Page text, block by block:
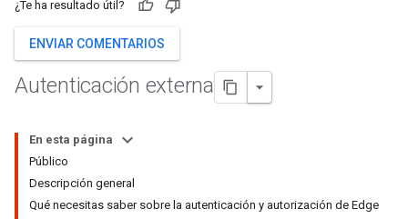
¿Te ha resultado útil?
ENVIAR COMENTARIOS
Autenticación externa
En esta página
Público
Descripción general
Qué necesitas saber sobre la autenticación y autorización de Edge